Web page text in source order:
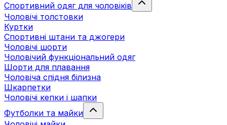
Спортивний одяг для чоловіків
Чоловічі толстовки
Куртки
Спортивні штани та джогери
Чоловічі шорти
Чоловічий функціональний одяг
Шорти для плавання
Чоловіча спідня білизна
Шкарпетки
Чоловічі кепки і шапки
Футболки та майки